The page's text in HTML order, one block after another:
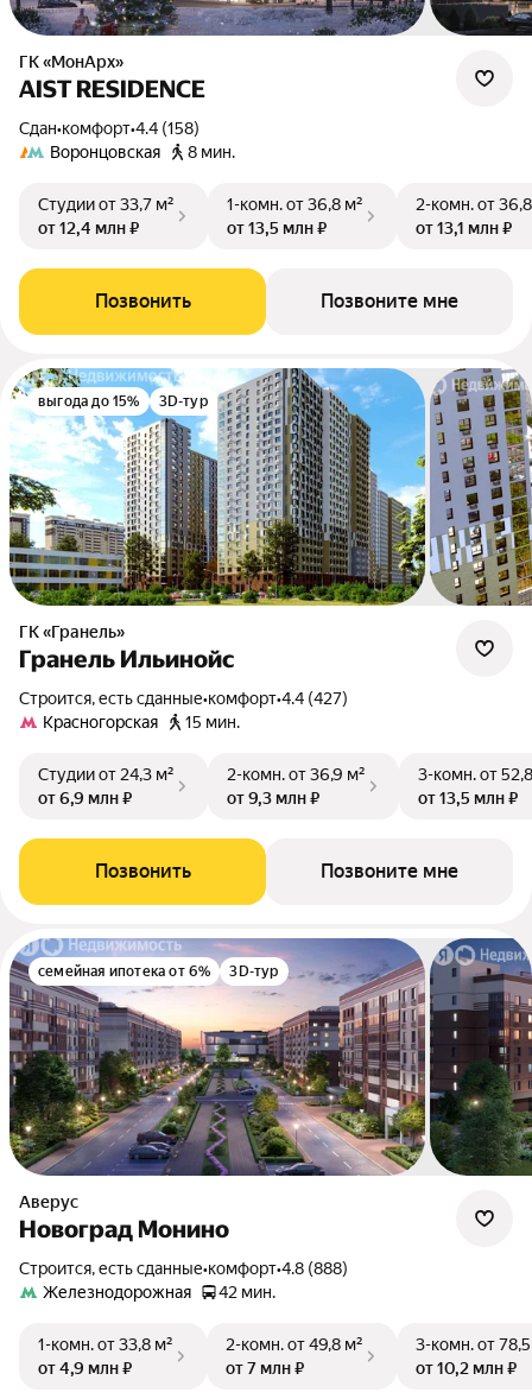
ГК «МонАрх»
AIST RESIDENCE
Сдан•комфорт•4.4 (158)
Воронцовская
8 мин.
Студииот 33,7 м²
от 12,4 млн ₽
1-комн.от 36,8 м²
от 13,5 млн ₽
2-комн.от
от 13,1 млн ₽
Позвонить Позвоните мне
выгода до 15% 3D-тур
ГК «Гранель»
Гранель Ильинойс
Строится, есть сданные•комфорт•4.4 (427)
Красногорская
15 мин.
Студииот 24,3 м²
от 6,9 млн ₽
2-комн.от 36,9 м²
от 9,3 млн ₽
3-комн.от
от 13,5 млн ₽
Позвонить Позвоните мне
семейная ипотека от 6% 3D-тур
Аверус
Новоград Монино
Строится, есть сданные•комфорт•4.8 (888)
Железнодорожная
42 мин.
1-комн.от 33,8 м²
от 4,9 млн ₽
2-комн.от 49,8 м²
от 7 млн ₽
3-комн.от
от 10,2 млн ₽